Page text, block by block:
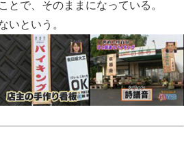
とで、そのままになっている。
いという。